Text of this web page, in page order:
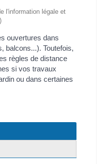
l'information légale et
ouvertures dans
balcons...). Toutefois,
règles de distance
si vos travaux
ou dans certaines